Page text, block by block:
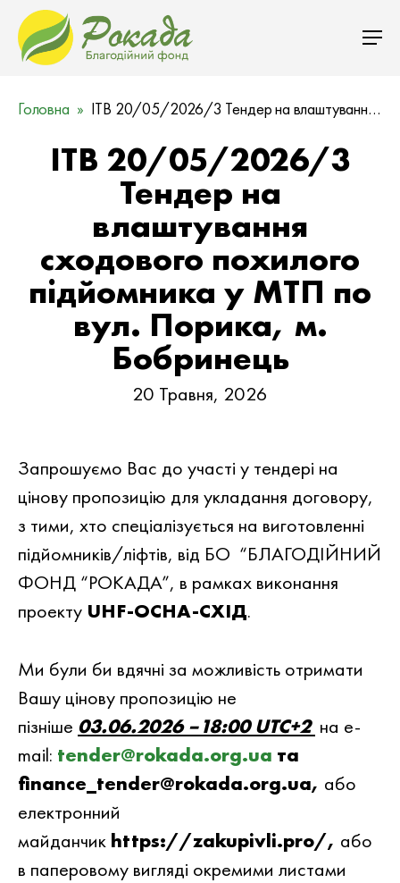
Головна ITB 20/05/2026/3 Тендер на влаштування сходового похилого підйомника у МТП по вул. Порика, м. Бобрин…
ITB 20/05/2026/3
Тендер на
влаштування
сходового похилого
підйомника у МТП по
вул. Порика, м.
Бобринець
20 Травня, 2026
Запрошуємо Вас до участi у тендері на
цiнову пропозицiю для укладання договору,
з тими, хто спеціалізується на виготовленні
підйомників/ліфтів, вiд БО “БЛАГОДIЙНИЙ
ФОНД “РОКАДА”, в рамках виконання
проекту UHF-ОСНА-СХІД.
Ми були би вдячнi за можливiсть отримати
Вашу цiнову пропозицiю не
пiзнiше 03.06.2026 –18:00UTC+2 на e-
mail: tender@rokada.org.ua та
finance_tender@rokada.org.ua, або
електронний
майданчик https://zakupivli.pro/, або
в паперовому вигляді окремими листами